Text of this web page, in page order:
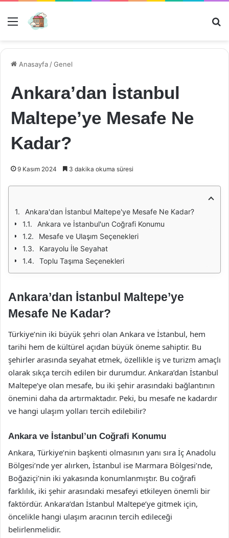
Menü
Anasayfa /Genel
Ankara’dan İstanbul
Maltepe’ye Mesafe Ne
Kadar?
9 Kasım 2024 3 dakika okuma süresi
Ankara'dan İstanbul Maltepe'ye Mesafe Ne Kadar?
Ankara ve İstanbul'un Coğrafi Konumu
Mesafe ve Ulaşım Seçenekleri
Karayolu İle Seyahat
Toplu Taşıma Seçenekleri
Ankara’dan İstanbul Maltepe’ye
Mesafe Ne Kadar?
Türkiye’nin iki büyük şehri olan Ankara ve İstanbul, hem
tarihi hem de kültürel açıdan büyük öneme sahiptir. Bu
şehirler arasında seyahat etmek, özellikle iş ve turizm amaçlı
olarak sıkça tercih edilen bir durumdur. Ankara’dan İstanbul
Maltepe’ye olan mesafe, bu iki şehir arasındaki bağlantının
önemini daha da artırmaktadır. Peki, bu mesafe ne kadardır
ve hangi ulaşım yolları tercih edilebilir?
Ankara ve İstanbul’un Coğrafi Konumu
Ankara, Türkiye’nin başkenti olmasının yanı sıra İç Anadolu
Bölgesi’nde yer alırken, İstanbul ise Marmara Bölgesi’nde,
Boğaziçi’nin iki yakasında konumlanmıştır. Bu coğrafi
farklılık, iki şehir arasındaki mesafeyi etkileyen önemli bir
faktördür. Ankara’dan İstanbul Maltepe’ye gitmek için,
öncelikle hangi ulaşım aracının tercih edileceği
belirlenmelidir.